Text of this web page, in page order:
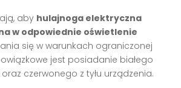
aby hulajnoga elektryczna
w odpowiednie oświetlenie
się w warunkach ograniczonej
jest posiadanie białego
czerwonego z tyłu urządzenia.